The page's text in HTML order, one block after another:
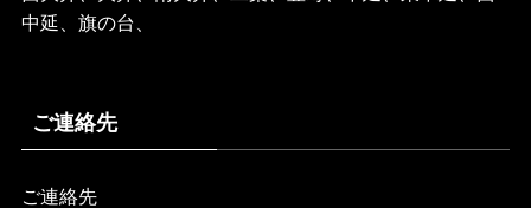
中延、旗の台、
ご連絡先
ご連絡先